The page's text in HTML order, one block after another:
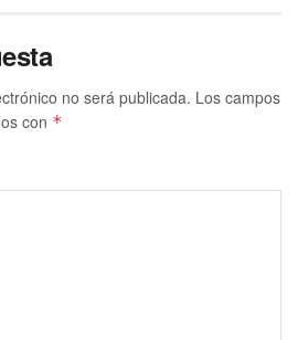
no será publicada. Los campos
con *